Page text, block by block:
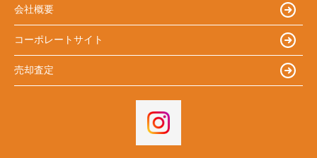
会社概要
コーポレートサイト
売却査定